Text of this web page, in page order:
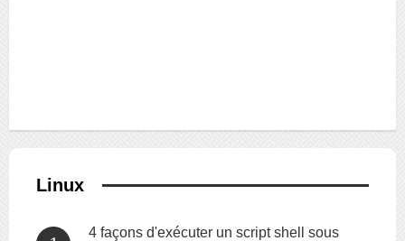
Linux
4 façons d'exécuter un script shell sous